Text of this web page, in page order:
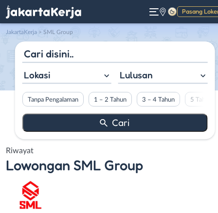
Pasang
Gelap
JakartaKerja > SML Group
Lokasi Lulusan
Tanpa Pengalaman 1 – 2 Tahun 3 – 4 Tahun 5 Tahun
Riwayat
Lowongan SML Group